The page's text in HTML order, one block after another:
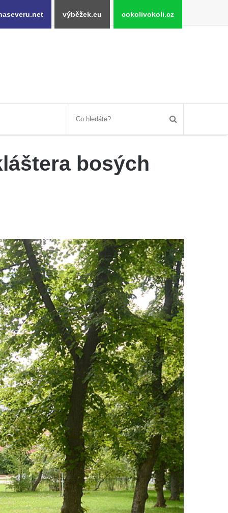
výběžek.eu cokolivokoli.cz
bosých